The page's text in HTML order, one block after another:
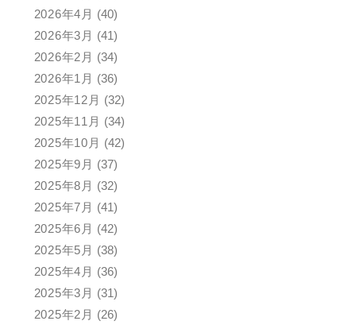
2026年4月 (40)
2026年3月 (41)
2026年2月 (34)
2026年1月 (36)
2025年12月 (32)
2025年11月 (34)
2025年10月 (42)
2025年9月 (37)
2025年8月 (32)
2025年7月 (41)
2025年6月 (42)
2025年5月 (38)
2025年4月 (36)
2025年3月 (31)
2025年2月 (26)